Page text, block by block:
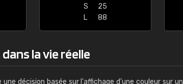
S
25
L
88
dans la vie réelle
décision basée sur l'affichage d'une couleur sur